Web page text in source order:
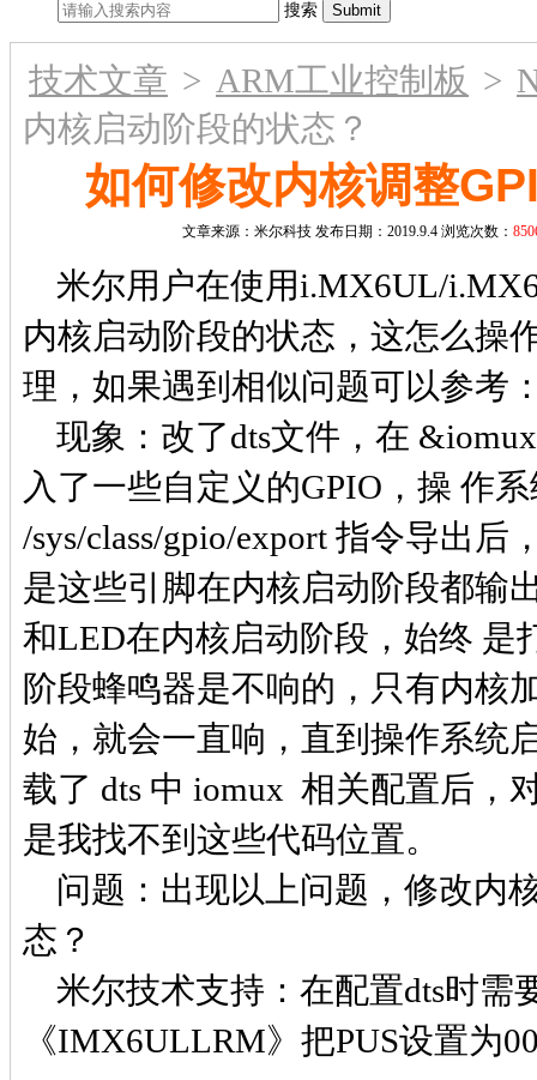
搜索
技术文章 > ARM工业控制板 >
内核启动阶段的状态？
如何修改内核调整
文章来源： 米尔科技发布日期：2019.9.4 浏览次数：
米尔用户在使用i.MX6UL/
内核启动阶段的状态，这怎么操
理，如果遇到相似问题可以参考
现象：改了dts文件，在
入了一些自定义的GPIO，操 作
/sys/class/gpio/export 指令导出
是这些引脚在内核启动阶段都输
和LED在内核启动阶段，始终 是
阶段蜂鸣器是不响的，只有内核
始，就会一直响，直到操作系统
载了 dts 中 iomux 相关配置后，
是我找不到这些代码位置。
问题：出现以上问题，修改内
态？
米尔技术支持：在配置dts时需
《IMX6ULLRM》把PUS设置为